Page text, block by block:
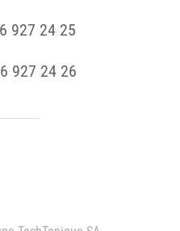
927 24 25
927 24 26